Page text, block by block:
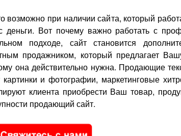
возможно при наличии сайта, который
деньги. Вот почему важно работать с
подходе, сайт становится
продажником, который предлагает
она действительно нужна. Продающие
картинки и фотографии, маркетинговые
клиента приобрести Ваш товар,
продающий сайт.